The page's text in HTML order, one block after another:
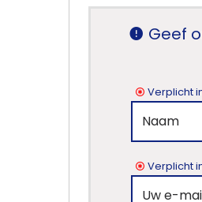
Geef
Verplicht
Verplicht